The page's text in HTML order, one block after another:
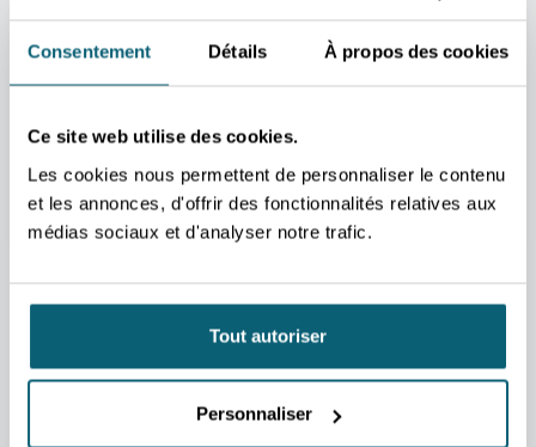
Consentement Détails À propos des cookies
Ce site web utilise des cookies.
Les cookies nous permettent de personnaliser le contenu
et les annonces, d'offrir des fonctionnalités relatives aux
médias sociaux et d'analyser notre trafic.
Tout autoriser
Personnaliser
L'UN DE NOS CONSEILLERS
POURRA VOUS AIDER
Nous nous occupons de vous rediriger vers la